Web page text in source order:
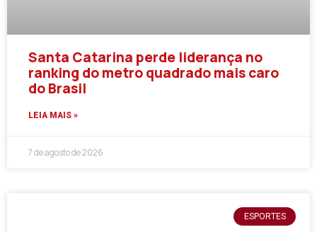
Santa Catarina perde liderança no
ranking do metro quadrado mais caro
do Brasil
LEIA MAIS »
7 de agosto de 2026
ESPORTES